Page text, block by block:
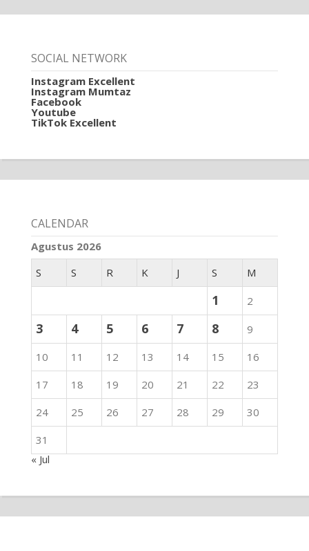
SOCIAL NETWORK
Instagram Excellent
Instagram Mumtaz
Facebook
Youtube
TikTok Excellent
CALENDAR
Agustus 2026
S
S R K J S M
1 2
3 4 5 6 7 8
9
10
11 12 13 14 15
16
17
18 19 20 21 22
23
24
25 26 27 28 29
30
31
« Jul